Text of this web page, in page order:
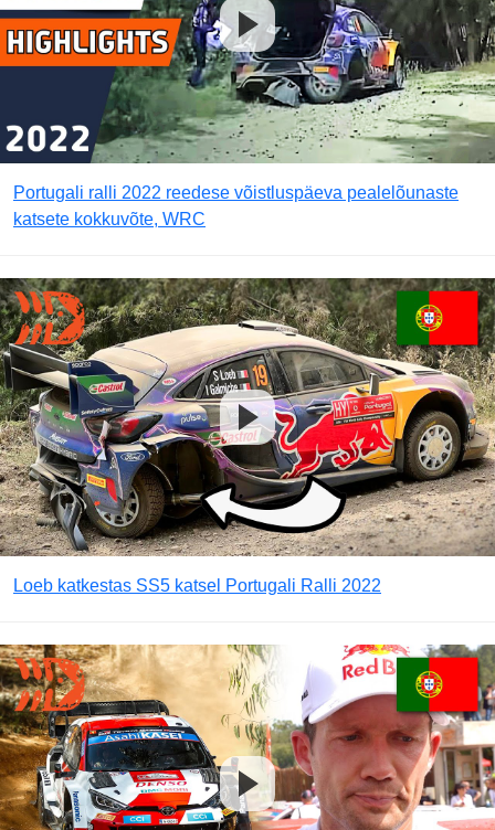
Portugali ralli 2022 reedese võistluspäeva pealelõunaste
katsete kokkuvõte, WRC
Loeb katkestas SS5 katsel Portugali Ralli 2022